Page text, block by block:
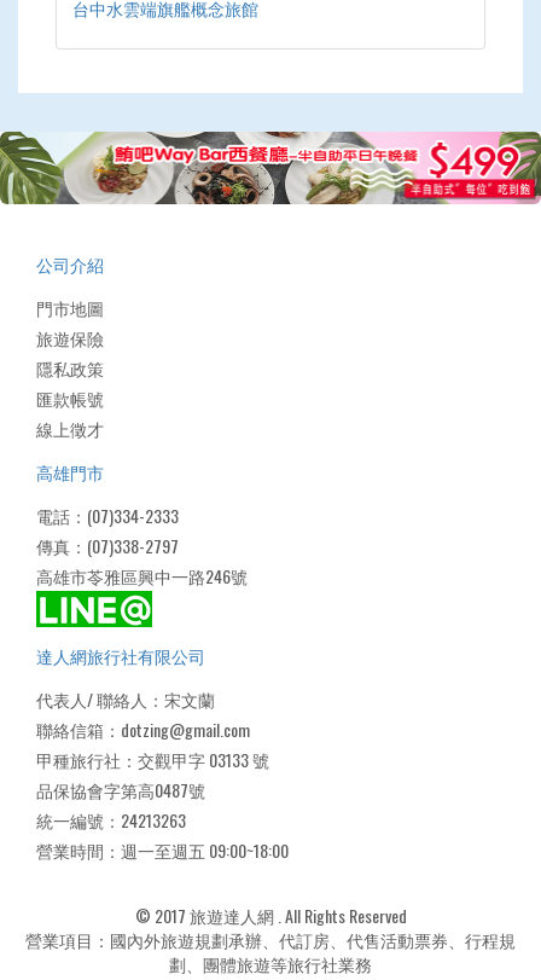
台中水雲端旗艦概念旅館
公司介紹
門市地圖
旅遊保險
隱私政策
匯款帳號
線上徵才
高雄門市
電話：(07)334-2333
傳真：(07)338-2797
高雄市苓雅區興中一路246號
達人網旅行社有限公司
代表人/ 聯絡人：宋文蘭
聯絡信箱：dotzing@gmail.com
甲種旅行社：交觀甲字 03133 號
品保協會字第高0487號
統一編號：24213263
營業時間：週一至週五 09:00~18:00
© 2017 旅遊達人網 . All Rights Reserved
營業項目：國內外旅遊規劃承辦、代訂房、代售活動票券、行程規
劃、團體旅遊等旅行社業務